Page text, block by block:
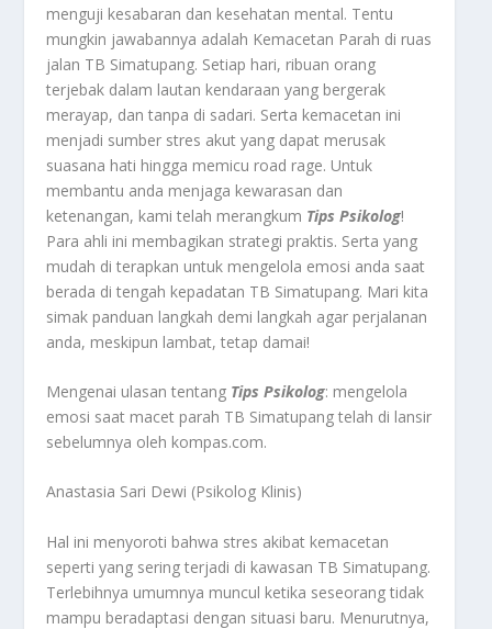
menguji kesabaran dan kesehatan mental. Tentu
mungkin jawabannya adalah Kemacetan Parah di ruas
jalan TB Simatupang. Setiap hari, ribuan orang
terjebak dalam lautan kendaraan yang bergerak
merayap, dan tanpa di sadari. Serta kemacetan ini
menjadi sumber stres akut yang dapat merusak
suasana hati hingga memicu road rage. Untuk
membantu anda menjaga kewarasan dan
ketenangan, kami telah merangkum Tips Psikolog!
Para ahli ini membagikan strategi praktis. Serta yang
mudah di terapkan untuk mengelola emosi anda saat
berada di tengah kepadatan TB Simatupang. Mari kita
simak panduan langkah demi langkah agar perjalanan
anda, meskipun lambat, tetap damai!
Mengenai ulasan tentang Tips Psikolog: mengelola
emosi saat macet parah TB Simatupang telah di lansir
sebelumnya oleh kompas.com.
Anastasia Sari Dewi (Psikolog Klinis)
Hal ini menyoroti bahwa stres akibat kemacetan
seperti yang sering terjadi di kawasan TB Simatupang.
Terlebihnya umumnya muncul ketika seseorang tidak
mampu beradaptasi dengan situasi baru. Menurutnya,